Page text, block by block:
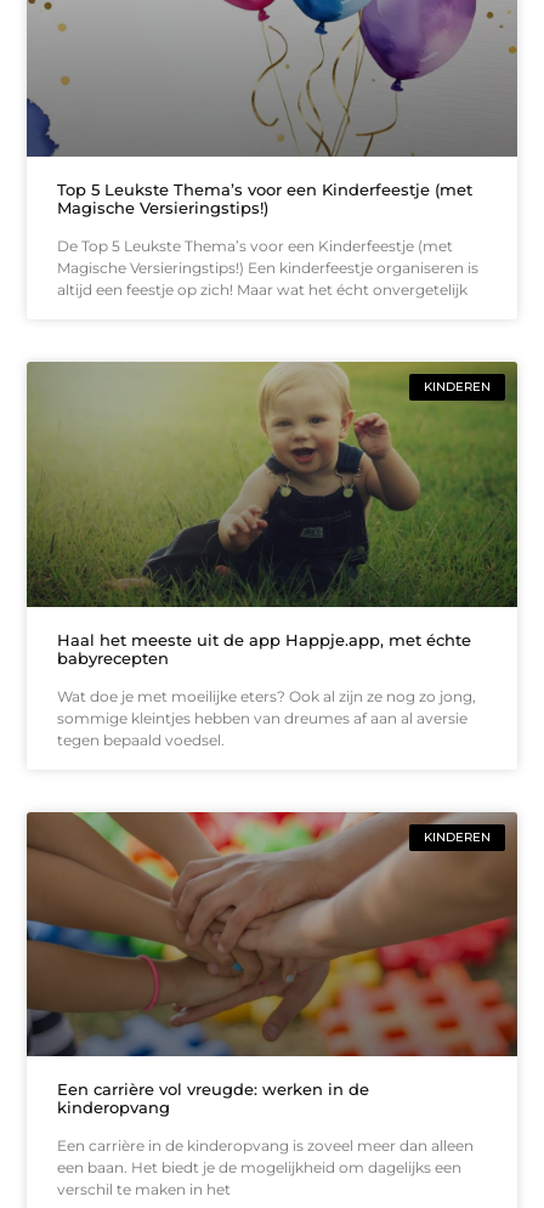
Top 5 Leukste Thema’s voor een Kinderfeestje (met
Magische Versieringstips!)
De Top 5 Leukste Thema’s voor een Kinderfeestje (met
Magische Versieringstips!) Een kinderfeestje organiseren is
altijd een feestje op zich! Maar wat het écht onvergetelijk
KINDEREN
Haal het meeste uit de app Happje.app, met échte
babyrecepten
Wat doe je met moeilijke eters? Ook al zijn ze nog zo jong,
sommige kleintjes hebben van dreumes af aan al aversie
tegen bepaald voedsel.
KINDEREN
Een carrière vol vreugde: werken in de
kinderopvang
Een carrière in de kinderopvang is zoveel meer dan alleen
een baan. Het biedt je de mogelijkheid om dagelijks een
verschil te maken in het